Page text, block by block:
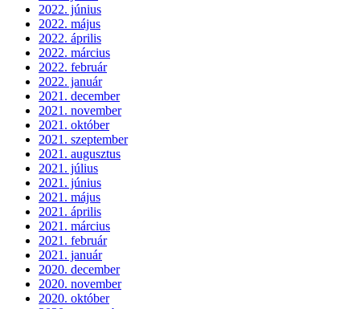
2022. június
2022. május
2022. április
2022. március
2022. február
2022. január
2021. december
2021. november
2021. október
2021. szeptember
2021. augusztus
2021. július
2021. június
2021. május
2021. április
2021. március
2021. február
2021. január
2020. december
2020. november
2020. október